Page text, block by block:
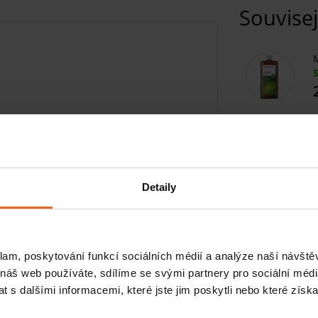
Detaily
poskytování funkcí sociálních médií a analýze naší
web používáte, sdílíme se svými partnery pro sociální
s dalšími informacemi, které jste jim poskytli nebo které
. Je vhodný ipro
a stimulaci hojivých procesů, ale
IMP komplexu je krém také dobře
olejem?